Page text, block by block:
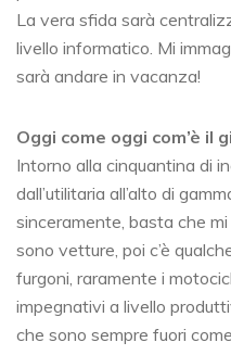
La vera sfida sarà
livello informatico. Mi
sarà andare in vacanza!
Oggi come oggi com’è il
Intorno alla cinquantina di
dall’utilitaria all’alto di
sinceramente, basta che
sono vetture, poi c’è
furgoni, raramente i
impegnativi a livello
che sono sempre fuori